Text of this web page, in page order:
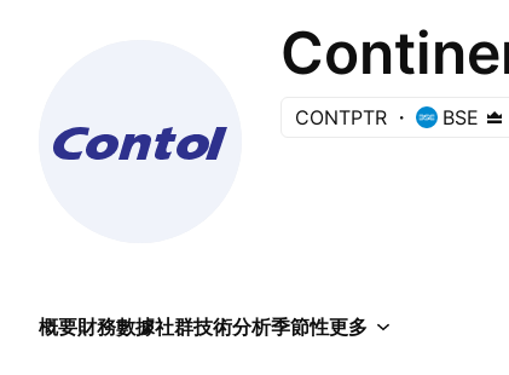
CONTPTR BSE
概要財務數據社群技術分析季節性更多